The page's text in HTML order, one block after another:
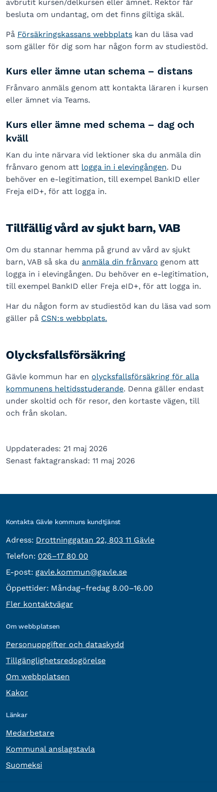
avbrutit kursen/delkursen eller ämnet. Rektor får
besluta om undantag, om det finns giltiga skäl.
På Försäkringskassans webbplats kan du läsa vad
som gäller för dig som har någon form av studiestöd.
Kurs eller ämne utan schema – distans
Frånvaro anmäls genom att kontakta läraren i kursen
eller ämnet via Teams.
Kurs eller ämne med schema – dag och
kväll
Kan du inte närvara vid lektioner ska du anmäla din
frånvaro genom att logga in i elevingången. Du
behöver en e-legitimation, till exempel BankID eller
Freja eID+, för att logga in.
Tillfällig vård av sjukt barn, VAB
Om du stannar hemma på grund av vård av sjukt
barn, VAB så ska du anmäla din frånvaro genom att
logga in i elevingången. Du behöver en e-legitimation,
till exempel BankID eller Freja eID+, för att logga in.
Har du någon form av studiestöd kan du läsa vad som
gäller på CSN:s webbplats.
Olycksfallsförsäkring
Gävle kommun har en olycksfallsförsäkring för alla
kommunens heltidsstuderande. Denna gäller endast
under skoltid och för resor, den kortaste vägen, till
och från skolan.
Uppdaterades: 21 maj 2026
Senast faktagranskad: 11 maj 2026
Kontakta Gävle kommuns kundtjänst
Adress: besöksadress:
Drottninggatan 22, 803 11 Gävle
Telefon: Telefon:
026–17 80 00
E-post: E-post:
gavle.kommun@gavle.se
Öppettider: Måndag–fredag 8.00–16.00
Fler kontaktvägar
Om webbplatsen
Personuppgifter och dataskydd
Tillgänglighetsredogörelse
Om webbplatsen
Kakor
Länkar
Medarbetare
Kommunal anslagstavla
Suomeksi